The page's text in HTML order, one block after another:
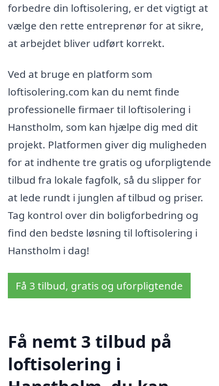
forbedre din loftisolering, er det vigtigt at
vælge den rette entreprenør for at sikre,
at arbejdet bliver udført korrekt.
Ved at bruge en platform som
loftisolering.com kan du nemt finde
professionelle firmaer til loftisolering i
Hanstholm, som kan hjælpe dig med dit
projekt. Platformen giver dig muligheden
for at indhente tre gratis og uforpligtende
tilbud fra lokale fagfolk, så du slipper for
at lede rundt i junglen af tilbud og priser.
Tag kontrol over din boligforbedring og
find den bedste løsning til loftisolering i
Hanstholm i dag!
Få 3 tilbud, gratis og uforpligtende
Få nemt 3 tilbud på
loftisolering i